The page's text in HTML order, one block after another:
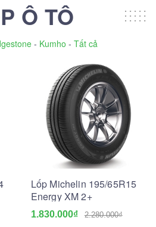
Ô TÔ
- Kumho - Tất cả
Lốp Michelin 195/65R15
Energy XM 2+
1.830.000₫ 2.280.000₫